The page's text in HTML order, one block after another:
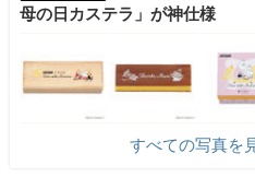
母の日カステラ」が神仕様
すべての写真を